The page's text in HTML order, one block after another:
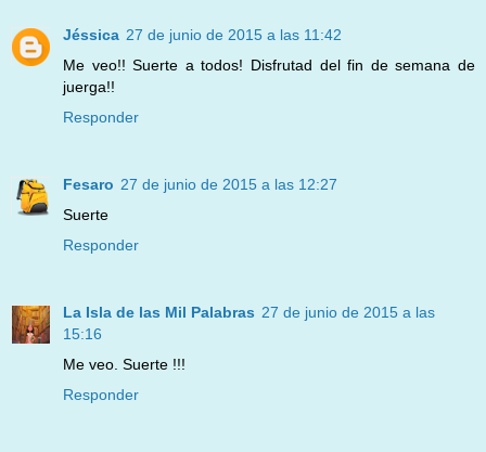
Jéssica 27 de junio de 2015 a las 11:42
Me veo!! Suerte a todos! Disfrutad del fin de semana de
juerga!!
Responder
Fesaro 27 de junio de 2015 a las 12:27
Suerte
Responder
La Isla de las Mil Palabras 27 de junio de 2015 a las
15:16
Me veo. Suerte !!!
Responder